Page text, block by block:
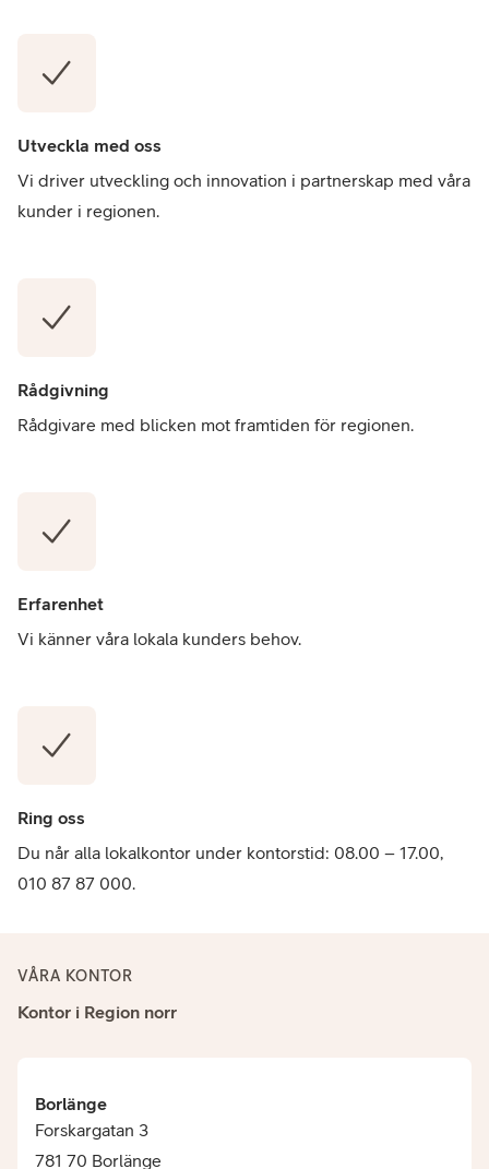
Utveckla med oss
Vi driver utveckling och innovation i partnerskap med våra
kunder i regionen.
Rådgivning
Rådgivare med blicken mot framtiden för regionen.
Erfarenhet
Vi känner våra lokala kunders behov.
Ring oss
Du når alla lokalkontor under kontorstid: 08.00 – 17.00,
010 87 87 000.
VÅRA KONTOR
Kontor i Region norr
Borlänge
Forskargatan 3
781 70 Borlänge